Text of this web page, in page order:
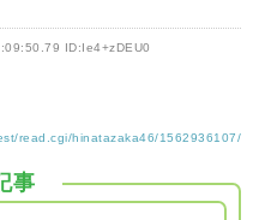
ID:Ie4+zDEU0
read.cgi/hinatazaka46/1562936107/
事